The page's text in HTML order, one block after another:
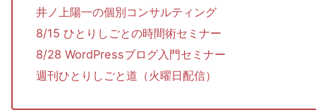
井ノ上陽一の個別コンサルティング
8/15 ひとりしごとの時間術セミナー
8/28 WordPressブログ入門セミナー
週刊ひとりしごと道（火曜日配信）